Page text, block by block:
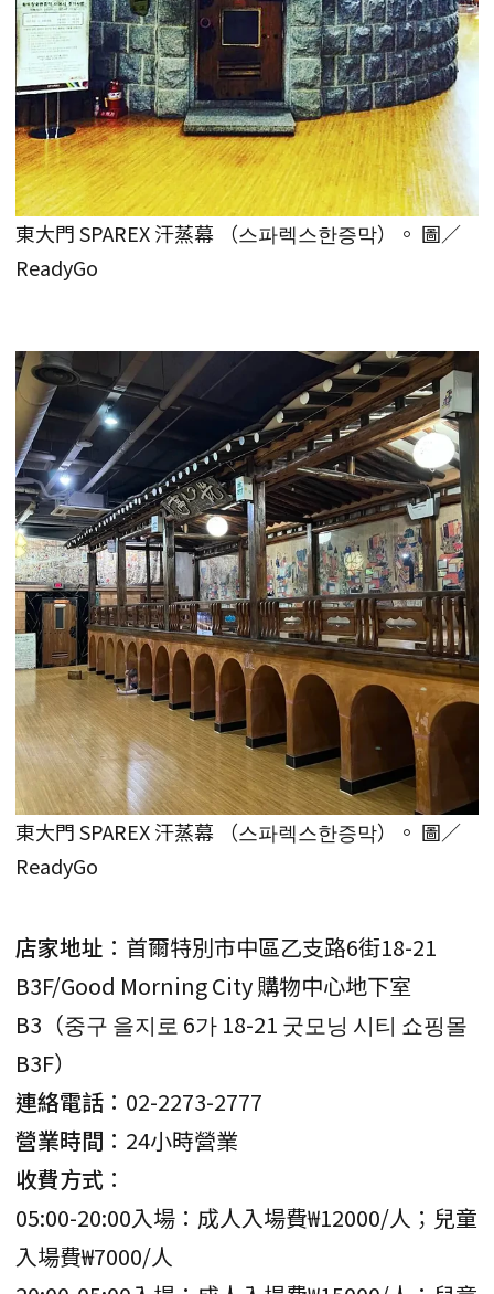
東大門 SPAREX 汗蒸幕 （스파렉스한증막）。 圖／
ReadyGo
東大門 SPAREX 汗蒸幕 （스파렉스한증막）。 圖／
ReadyGo
店家地址 ：首爾特別市中區乙支路6街18-21
B3F/Good Morning City 購物中心地下室
B3（중구 을지로 6가 18-21 굿모닝 시티 쇼핑몰
B3F）
連絡電話 ：02-2273-2777
營業時間 ：24小時營業
收費方式 ：
05:00-20:00入場：成人入場費₩12000/人；兒童
入場費₩7000/人